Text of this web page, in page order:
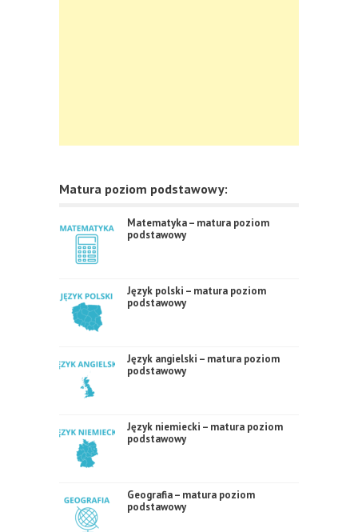
Matura poziom podstawowy:
Matematyka – matura poziom
podstawowy
Język polski – matura poziom
podstawowy
Język angielski – matura poziom
podstawowy
Język niemiecki – matura poziom
podstawowy
Geografia – matura poziom
podstawowy